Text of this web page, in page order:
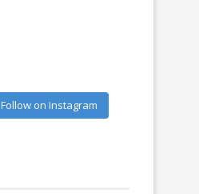
Follow on Instagram